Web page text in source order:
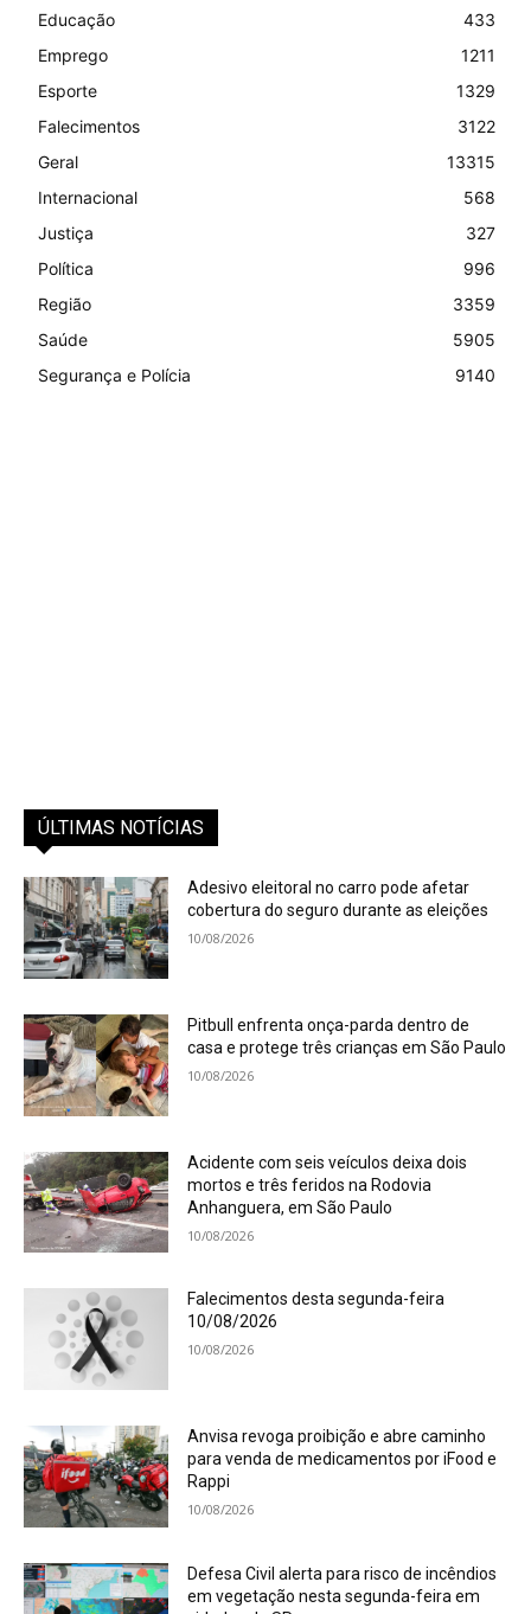
Educação
433
Emprego
1211
Esporte
1329
Falecimentos
3122
Geral
13315
Internacional
568
Justiça
327
Política
996
Região
3359
Saúde
5905
Segurança e Polícia
9140
ÚLTIMAS NOTÍCIAS
Adesivo eleitoral no carro pode afetar
cobertura do seguro durante as eleições
10/08/2026
Pitbull enfrenta onça-parda dentro de
casa e protege três crianças em São Paulo
10/08/2026
Acidente com seis veículos deixa dois
mortos e três feridos na Rodovia
Anhanguera, em São Paulo
10/08/2026
Falecimentos desta segunda-feira
10/08/2026
10/08/2026
Anvisa revoga proibição e abre caminho
para venda de medicamentos por iFood e
Rappi
10/08/2026
Defesa Civil alerta para risco de incêndios
em vegetação nesta segunda-feira em